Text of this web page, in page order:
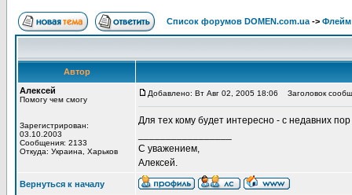
Список форумов DOMEN.com.ua -> Флейм
Автор
Алексей
Помогу чем смогу
Зарегистрирован:
03.10.2003
Сообщения: 2133
Откуда: Украина, Харьков
Добавлено: Вт Авг 02, 2005 18:06 Заголовок
Для тех кому будет интересно - с недавних
С уважением,
Алексей.
Вернуться к началу